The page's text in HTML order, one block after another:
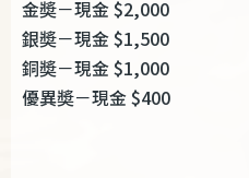
金奬－現金 $2,000
銀奬－現金 $1,500
銅奬－現金 $1,000
優異奬－現金 $400